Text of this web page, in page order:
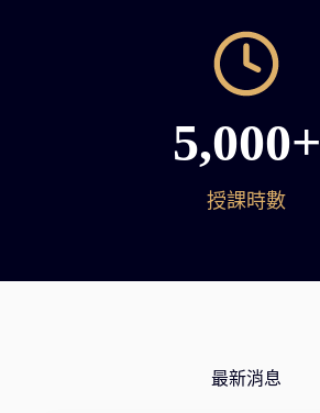
5,000+
授課時數
最新消息